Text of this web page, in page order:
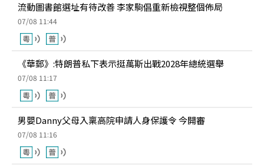
流動圖書館選址有待改善 李家駒倡重新檢視整個佈局
07/08 11:44
《華郵》:特朗普私下表示挺萬斯出戰2028年總統選舉
07/08 11:17
男嬰Danny父母入稟高院申請人身保護令 今開審
07/08 11:16